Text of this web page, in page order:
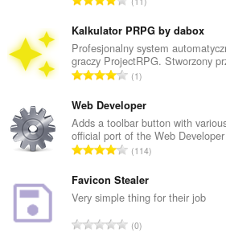
v
p
o
č
e
t
h
o
d
o
c
n
l
k
o
v
p
o
č
e
t
h
d
Kalkulator PRPG by dabox
Profesjonalny system
graczy ProjectRPG. Stworzony
C
l
k
o
v
p
o
č
e
1
Web Developer
Adds a toolbar button with
official port of the Web
C
l
k
v
114
Favicon Stealer
Very simple thing for their job
C0